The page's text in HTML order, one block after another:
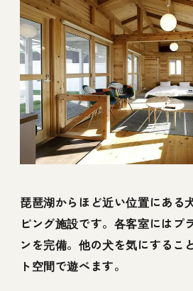
琵琶湖からほど近い位置にある
ピング施設です。各客室にはプ
ンを完備。他の犬を気にするこ
ト空間で遊べます。